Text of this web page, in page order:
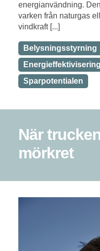
energianvändning.
varken från naturgas
vindkraft [...]
Belysningsstyrning
Energieffektivisering
Sparpotentialen
När
mörkret